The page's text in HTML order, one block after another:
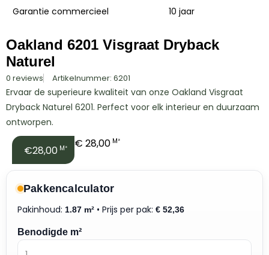
Garantie commercieel 10 jaar
Oakland 6201 Visgraat Dryback
Naturel
0 reviews Artikelnummer: 6201
Ervaar de superieure kwaliteit van onze Oakland Visgraat
Dryback Naturel 6201. Perfect voor elk interieur en duurzaam
ontworpen.
€28,00 M² € 28,00 M²
Pakkencalculator
Pakinhoud: 1.87 m² • Prijs per pak: € 52,36
Benodigde m²